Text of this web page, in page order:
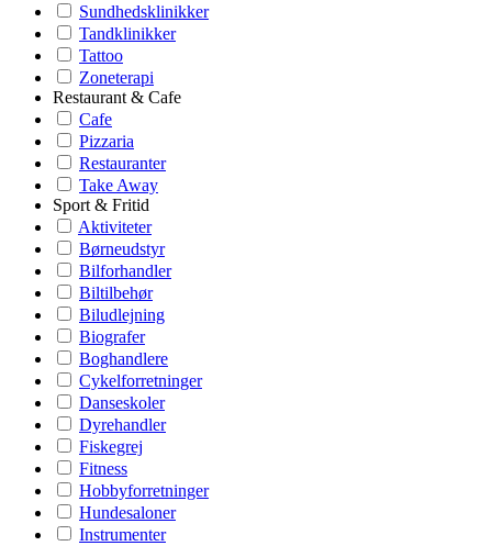
Sundhedsklinikker
Tandklinikker
Tattoo
Zoneterapi
Restaurant & Cafe
Cafe
Pizzaria
Restauranter
Take Away
Sport & Fritid
Aktiviteter
Børneudstyr
Bilforhandler
Biltilbehør
Biludlejning
Biografer
Boghandlere
Cykelforretninger
Danseskoler
Dyrehandler
Fiskegrej
Fitness
Hobbyforretninger
Hundesaloner
Instrumenter